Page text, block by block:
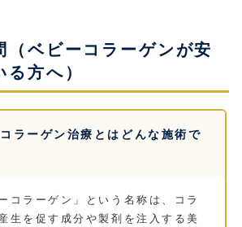
（ベビーコラーゲンが安
方へ）
ラーゲン治療とはどんな施術で
コラーゲン」という名称は、コラ
生を促す成分や製剤を注入する美